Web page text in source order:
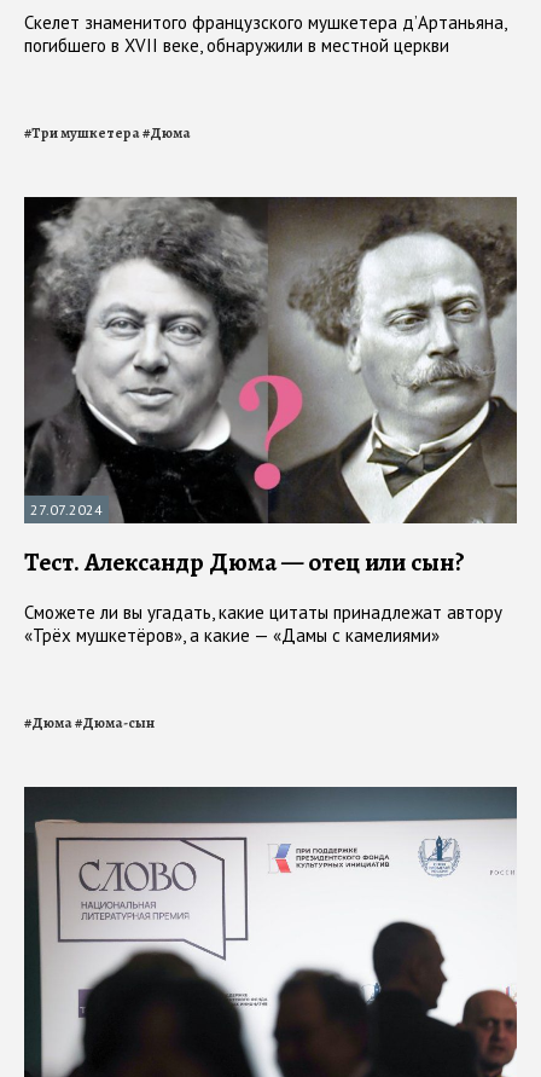
Скелет знаменитого французского мушкетера д’Артаньяна,
погибшего в XVII веке, обнаружили в местной церкви
#Три мушкетера#Дюма
27.07.2024
Тест. Александр Дюма — отец или сын?
Сможете ли вы угадать, какие цитаты принадлежат автору
«Трёх мушкетёров», а какие — «Дамы с камелиями»
#Дюма#Дюма-сын